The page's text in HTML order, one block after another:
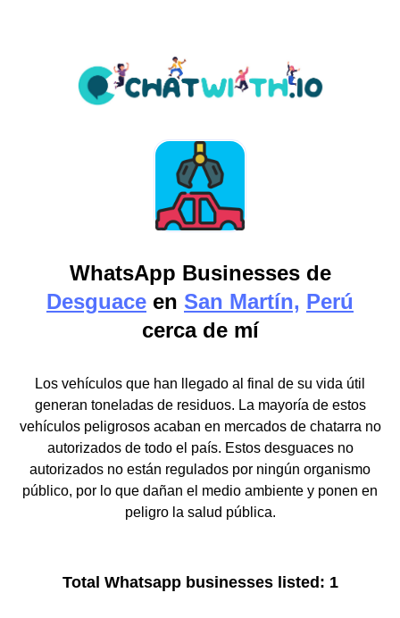
WhatsApp Businesses de
Desguace en San Martín, Perú
cerca de mí
Los vehículos que han llegado al final de su vida útil
generan toneladas de residuos. La mayoría de estos
vehículos peligrosos acaban en mercados de chatarra no
autorizados de todo el país. Estos desguaces no
autorizados no están regulados por ningún organismo
público, por lo que dañan el medio ambiente y ponen en
peligro la salud pública.
Total Whatsapp businesses listed: 1